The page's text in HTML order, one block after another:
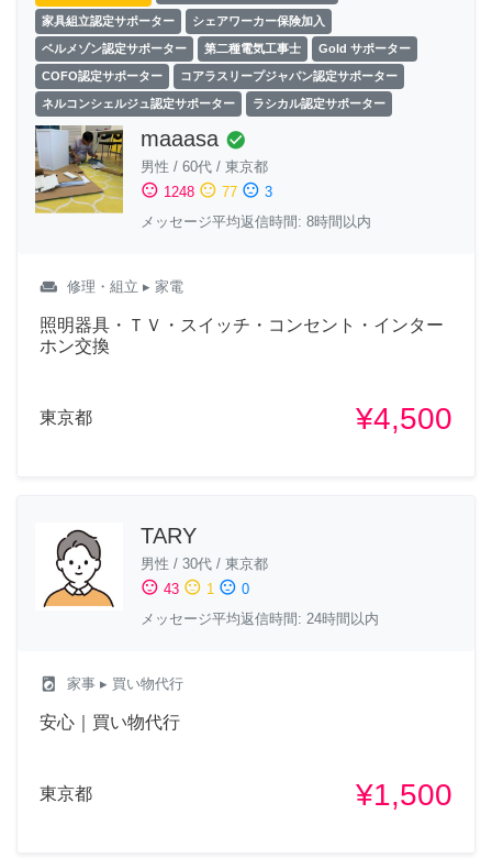
家具組立認定サポーター シェアワーカー保険加入
ベルメゾン認定サポーター 第二種電気工事士 Gold サポーター
COFO認定サポーター コアラスリープジャパン認定サポーター
ネルコンシェルジュ認定サポーター ラシカル認定サポーター
maaasa check_circle
男性 / 60代 / 東京都
sentiment_satisfied 1248 sentiment_neutral 77 sentiment_dissatisfied 3
メッセージ平均返信時間: 8時間以内
weekend 修理・組立 ▸ 家電
照明器具・ＴＶ・スイッチ・コンセント・インター
ホン交換
東京都 ¥4,500
TARY
男性 / 30代 / 東京都
sentiment_satisfied 43 sentiment_neutral 1 sentiment_dissatisfied 0
メッセージ平均返信時間: 24時間以内
local_laundry_service 家事 ▸ 買い物代行
安心｜買い物代行
東京都 ¥1,500